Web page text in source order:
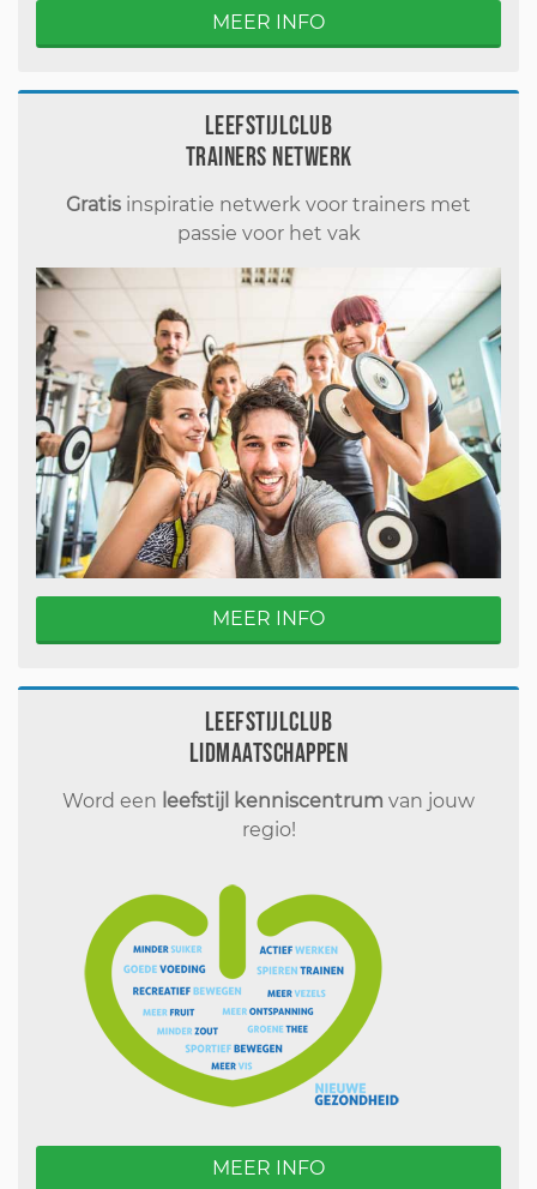
MEER INFO
Leefstijlclub
Trainers Netwerk
Gratis inspiratie netwerk voor trainers met
passie voor het vak
MEER INFO
Leefstijlclub
Lidmaatschappen
Word een leefstijl kenniscentrum van jouw
regio!
MEER INFO